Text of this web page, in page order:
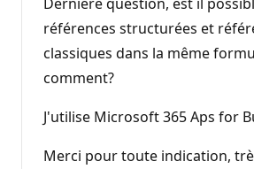
références structurées et
classiques dans la même
comment?
J'utilise Microsoft 365 Aps for
Merci pour toute indication,